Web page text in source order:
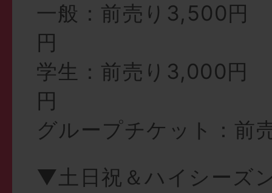
一般：前売り3,500
円
学生：前売り3,000
円
グループチケット：前
▼土日祝＆ハイシーズ